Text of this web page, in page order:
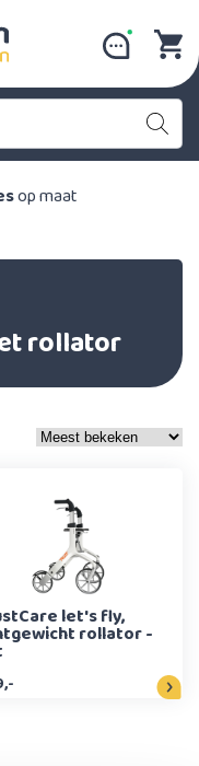
op maat
rollator
let's fly,
rollator -